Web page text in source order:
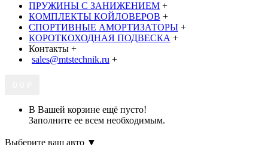
ПРУЖИНЫ С ЗАНИЖЕНИЕМ +
КОМПЛЕКТЫ КОЙЛОВЕРОВ +
СПОРТИВНЫЕ АМОРТИЗАТОРЫ +
КОРОТКОХОДНАЯ ПОДВЕСКА +
Контакты +
sales@mtstechnik.ru +
В Вашей корзине ещё пусто!
Заполните ее всем необходимым.
Выберите ваш авто ▼